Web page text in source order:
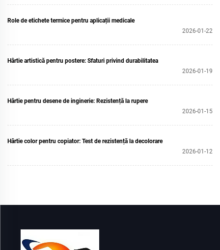
Role de etichete termice pentru aplicații medicale
2026-01-22
Hârtie artistică pentru postere: Sfaturi privind durabilitatea
2026-01-19
Hârtie pentru desene de inginerie: Rezistență la rupere
2026-01-15
Hârtie color pentru copiator: Test de rezistență la decolorare
2026-01-12